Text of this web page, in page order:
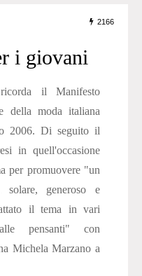
2166
i giovani
il Manifesto
della moda italiana
2006. Di seguito il
in quell'occasione
per promuovere "un
generoso e
il tema in vari
pensanti" con
Michela Marzano a